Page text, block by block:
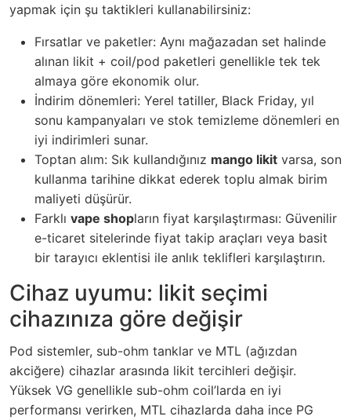
yapmak için şu taktikleri kullanabilirsiniz:
Fırsatlar ve paketler: Aynı mağazadan set halinde
alınan likit + coil/pod paketleri genellikle tek tek
almaya göre ekonomik olur.
İndirim dönemleri: Yerel tatiller, Black Friday, yıl
sonu kampanyaları ve stok temizleme dönemleri en
iyi indirimleri sunar.
Toptan alım: Sık kullandığınız mango likit varsa, son
kullanma tarihine dikkat ederek toplu almak birim
maliyeti düşürür.
Farklı vape shopların fiyat karşılaştırması: Güvenilir
e-ticaret sitelerinde fiyat takip araçları veya basit
bir tarayıcı eklentisi ile anlık teklifleri karşılaştırın.
Cihaz uyumu: likit seçimi
cihazınıza göre değişir
Pod sistemler, sub-ohm tanklar ve MTL (ağızdan
akciğere) cihazlar arasında likit tercihleri değişir.
Yüksek VG genellikle sub-ohm coil’larda en iyi
performansı verirken, MTL cihazlarda daha ince PG